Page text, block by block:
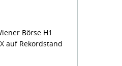
Börse H1
auf Rekordstand